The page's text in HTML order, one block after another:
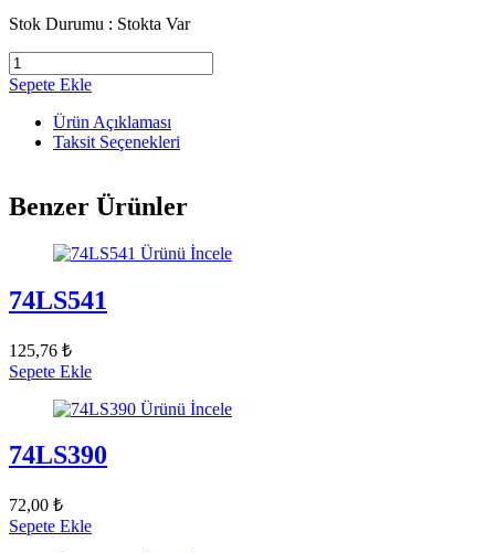
Stok Durumu : Stokta Var
Sepete Ekle
Ürün Açıklaması
Taksit Seçenekleri
Benzer Ürünler
Ürünü İncele
74LS541
125,76 ₺
Sepete Ekle
Ürünü İncele
74LS390
72,00 ₺
Sepete Ekle